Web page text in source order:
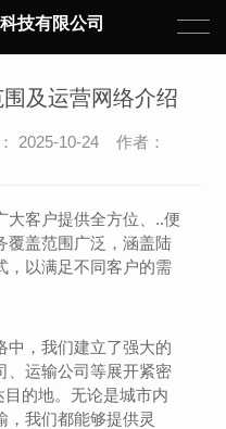
技有限公司
及运营网络介绍
2025-10-24 作者：
大客户提供全方位、..便
覆盖范围广泛，涵盖陆
，以满足不同客户的需
中，我们建立了强大的
、运输公司等展开紧密
的地。无论是城市内
，我们都能够提供灵